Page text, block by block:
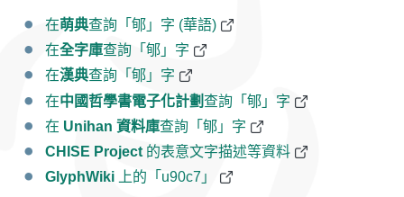
在萌典查詢「郇」字 (華語)
在全字庫查詢「郇」字
在漢典查詢「郇」字
在中國哲學書電子化計劃查詢「郇」字
在 Unihan 資料庫查詢「郇」字
CHISE Project 的表意文字描述等資料
GlyphWiki 上的「u90c7」